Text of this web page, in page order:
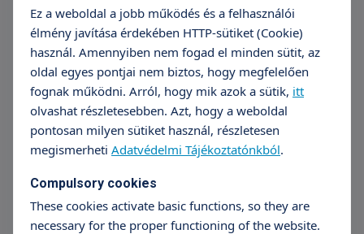
Obstetrics and gynecology,
endocrinology
Ez a weboldal a jobb működés és a felhasználói
élmény javítása érdekében HTTP-sütiket (Cookie)
használ. Amennyiben nem fogad el minden sütit, az
oldal egyes pontjai nem biztos, hogy megfelelően
fognak működni. Arról, hogy mik azok a sütik, itt
olvashat részletesebben. Azt, hogy a weboldal
pontosan milyen sütiket használ, részletesen
megismerheti Adatvédelmi Tájékoztatónkból.
Compulsory cookies
These cookies activate basic functions, so they are
necessary for the proper functioning of the website.